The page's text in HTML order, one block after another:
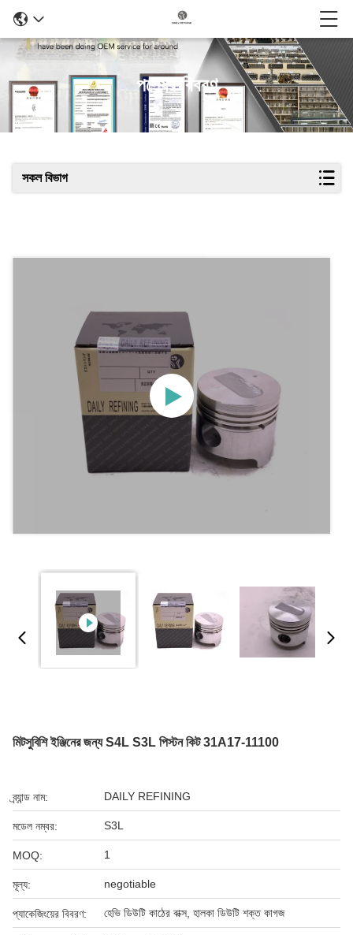
পণ্যের বিবরণ
সকল বিভাগ
মিটসুবিশি ইঞ্জিনের জন্য S4L S3L পিস্টন কিট 31A17-11100
ব্র্যান্ড নাম: DAILY REFINING
মডেল নম্বর: S3L
MOQ: 1
মূল্য: negotiable
প্যাকেজিংয়ের বিবরণ: হেভি ডিউটি ​​কাঠের বাক্স, হালকা ডিউটি ​​শক্ত কাগজ